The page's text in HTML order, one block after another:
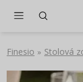
Finesio » Stolová